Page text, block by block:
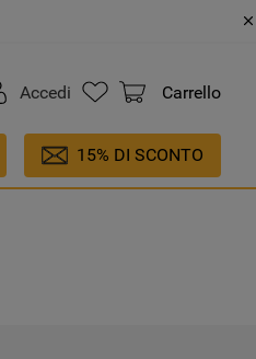
Accedi Carrello
15% DI SCONTO